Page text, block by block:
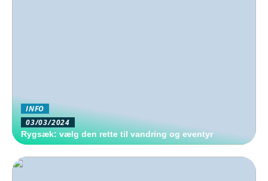
INFO
03/03/2024
Rygsæk: vælg den rette til vandring og eventyr